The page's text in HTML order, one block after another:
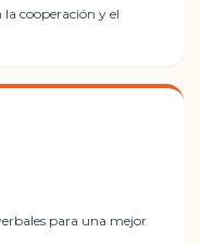
cooperación y el
para una mejor